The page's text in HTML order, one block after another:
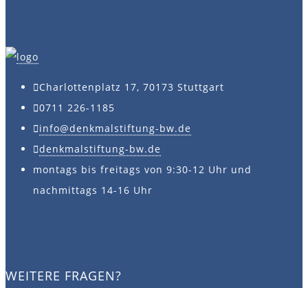
Charlottenplatz 17, 70173 Stuttgart
0711 226-1185
info@denkmalstiftung-bw.de
denkmalstiftung-bw.de
montags bis freitags von 9:30-12 Uhr und
nachmittags 14-16 Uhr
WEITERE FRAGEN?